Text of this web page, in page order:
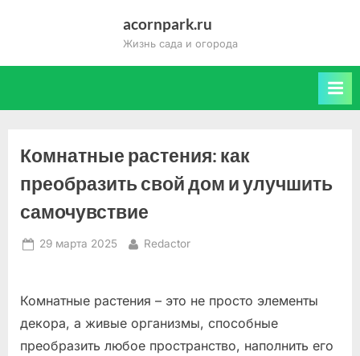
acornpark.ru
Жизнь сада и огорода
Комнатные растения: как
преобразить свой дом и улучшить
самочувствие
Posted
29 марта 2025 By
Redactor
Комнатные растения – это не просто элементы
декора, а живые организмы, способные
преобразить любое пространство, наполнить его